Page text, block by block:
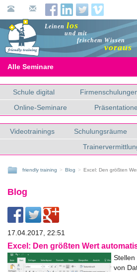
Leinen los
und mit
frischem Wissen
voraus
Alle Seminare
Schule digital
Online-Seminare
Videotrainings Schulungsräume
friendly training Blog Excel: Den größten
Blog
17.04.2017, 22:51
Excel: Den größten Wert
Stellen
von